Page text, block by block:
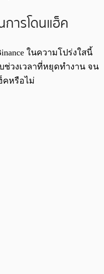
ารโดนแฮ็ค
ในความโปร่งใสนี้
วงเวลาที่หยุดทำงาน จน
คหรือไม่